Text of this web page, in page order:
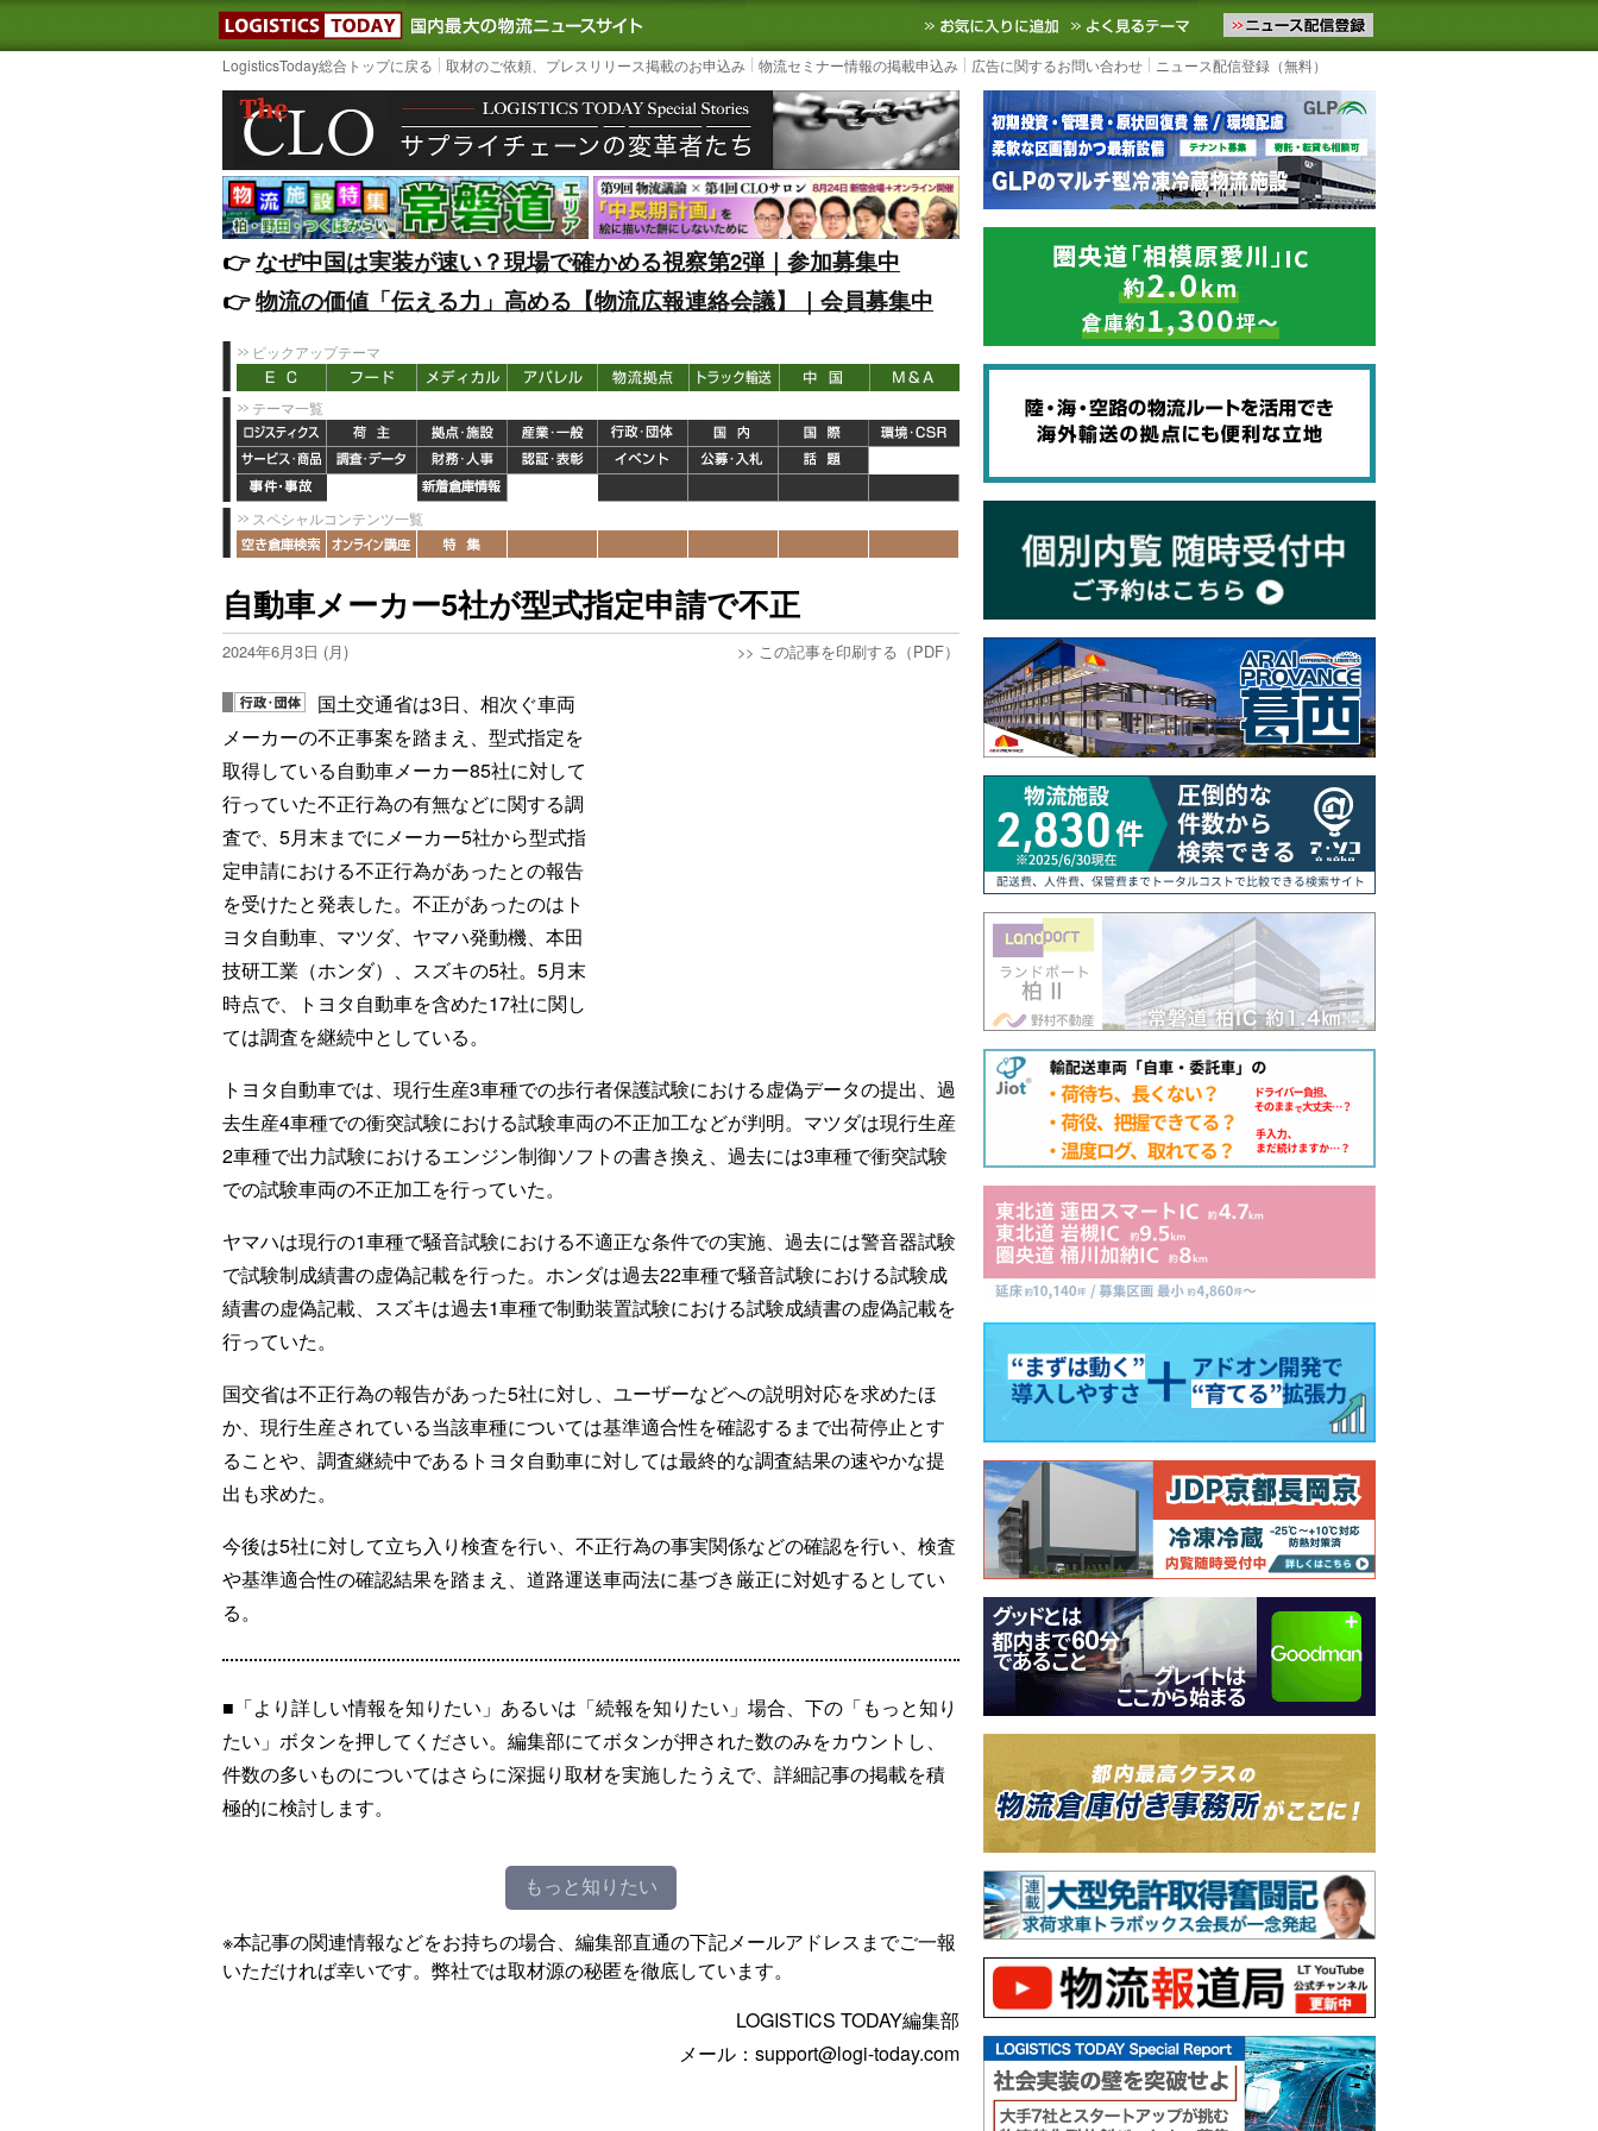
LOGISTICS TODAY｜国内最大の物流ニュースサイト3PL, SCMなど国内外の最新の物流ニュースをお届けします。物流ニュースメール配信を登録す
お気に入りに追加 よく見るテーマ
LogisticsToday総合トップに戻る 取材のご依頼、プレスリリース掲載のお申込み 物流セミナー情報の掲載申込み 広告に関するお問い合わせ ニュース配信登録（無料）
👉️なぜ中国は実装が速い？現場で確かめる視察第2弾｜参加募集中
👉️物流の価値「伝える力」高める【物流広報連絡会議】｜会員募集中
ピックアップテーマ
テーマ一覧
スペシャルコンテンツ一覧
自動車メーカー5社が型式指定申請で不正
2024年6月3日 (月) >> この記事を印刷する（PDF）
国土交通省は3日、相次ぐ車両
メーカーの不正事案を踏まえ、型式指定を
取得している自動車メーカー85社に対して
行っていた不正行為の有無などに関する調
査で、5月末までにメーカー5社から型式指
定申請における不正行為があったとの報告
を受けたと発表した。不正があったのはト
ヨタ自動車、マツダ、ヤマハ発動機、本田
技研工業（ホンダ）、スズキの5社。5月末
時点で、トヨタ自動車を含めた17社に関し
ては調査を継続中としている。
トヨタ自動車では、現行生産3車種での歩行者保護試験における虚偽データの提出、過
去生産4車種での衝突試験における試験車両の不正加工などが判明。マツダは現行生産
2車種で出力試験におけるエンジン制御ソフトの書き換え、過去には3車種で衝突試験
での試験車両の不正加工を行っていた。
ヤマハは現行の1車種で騒音試験における不適正な条件での実施、過去には警音器試験
で試験制成績書の虚偽記載を行った。ホンダは過去22車種で騒音試験における試験成
績書の虚偽記載、スズキは過去1車種で制動装置試験における試験成績書の虚偽記載を
行っていた。
国交省は不正行為の報告があった5社に対し、ユーザーなどへの説明対応を求めたほ
か、現行生産されている当該車種については基準適合性を確認するまで出荷停止とす
ることや、調査継続中であるトヨタ自動車に対しては最終的な調査結果の速やかな提
出も求めた。
今後は5社に対して立ち入り検査を行い、不正行為の事実関係などの確認を行い、検査
や基準適合性の確認結果を踏まえ、道路運送車両法に基づき厳正に対処するとしてい
る。
■「より詳しい情報を知りたい」あるいは「続報を知りたい」場合、下の「もっと知り
たい」ボタンを押してください。編集部にてボタンが押された数のみをカウントし、
件数の多いものについてはさらに深掘り取材を実施したうえで、詳細記事の掲載を積
極的に検討します。
もっと知りたい
※本記事の関連情報などをお持ちの場合、編集部直通の下記メールアドレスまでご一報
いただければ幸いです。弊社では取材源の秘匿を徹底しています。
LOGISTICS TODAY編集部
メール：support@logi-today.com